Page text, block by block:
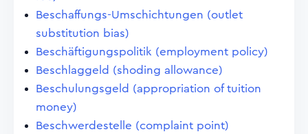
Beschaffungs-Umschichtungen (outlet
substitution bias)
Beschäftigungspolitik (employment policy)
Beschlaggeld (shoding allowance)
Beschulungsgeld (appropriation of tuition
money)
Beschwerdestelle (complaint point)